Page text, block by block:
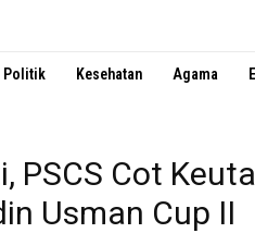
Politik Kesehatan Agama
PSCS Cot
Usman Cup II